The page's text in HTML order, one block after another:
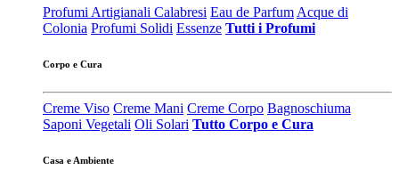
Profumi Artigianali Calabresi Eau de ParfumAcque di
Colonia Profumi Solidi Essenze Tutti i Profumi
Corpo e Cura
Creme Viso Creme Mani Creme Corpo Bagnoschiuma
Saponi Vegetali Oli Solari Tutto Corpo e Cura
Casa e Ambiente